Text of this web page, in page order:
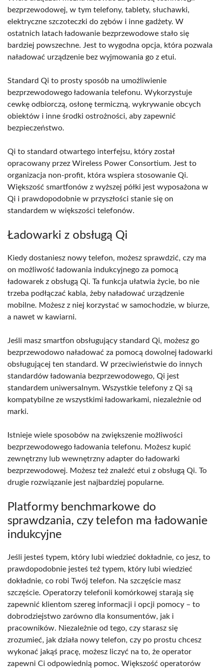
bezprzewodowej, w tym telefony, tablety, słuchawki,
elektryczne szczoteczki do zębów i inne gadżety. W
ostatnich latach ładowanie bezprzewodowe stało się
bardziej powszechne. Jest to wygodna opcja, która pozwala
naładować urządzenie bez wyjmowania go z etui.
Standard Qi to prosty sposób na umożliwienie
bezprzewodowego ładowania telefonu. Wykorzystuje
cewkę odbiorczą, osłonę termiczną, wykrywanie obcych
obiektów i inne środki ostrożności, aby zapewnić
bezpieczeństwo.
Qi to standard otwartego interfejsu, który został
opracowany przez Wireless Power Consortium. Jest to
organizacja non-profit, która wspiera stosowanie Qi.
Większość smartfonów z wyższej półki jest wyposażona w
Qi i prawdopodobnie w przyszłości stanie się on
standardem w większości telefonów.
Ładowarki z obsługą Qi
Kiedy dostaniesz nowy telefon, możesz sprawdzić, czy ma
on możliwość ładowania indukcyjnego za pomocą
ładowarek z obsługą Qi. Ta funkcja ułatwia życie, bo nie
trzeba podłączać kabla, żeby naładować urządzenie
mobilne. Możesz z niej korzystać w samochodzie, w biurze,
a nawet w kawiarni.
Jeśli masz smartfon obsługujący standard Qi, możesz go
bezprzewodowo naładować za pomocą dowolnej ładowarki
obsługującej ten standard. W przeciwieństwie do innych
standardów ładowania bezprzewodowego, Qi jest
standardem uniwersalnym. Wszystkie telefony z Qi są
kompatybilne ze wszystkimi ładowarkami, niezależnie od
marki.
Istnieje wiele sposobów na zwiększenie możliwości
bezprzewodowego ładowania telefonu. Możesz kupić
zewnętrzny lub wewnętrzny adapter do ładowarki
bezprzewodowej. Możesz też znaleźć etui z obsługą Qi. To
drugie rozwiązanie jest najbardziej popularne.
Platformy benchmarkowe do
sprawdzania, czy telefon ma ładowanie
indukcyjne
Jeśli jesteś typem, który lubi wiedzieć dokładnie, co jesz, to
prawdopodobnie jesteś też typem, który lubi wiedzieć
dokładnie, co robi Twój telefon. Na szczęście masz
szczęście. Operatorzy telefonii komórkowej starają się
zapewnić klientom szereg informacji i opcji pomocy – to
dobrodziejstwo zarówno dla konsumentów, jak i
pracowników. Niezależnie od tego, czy starasz się
zrozumieć, jak działa nowy telefon, czy po prostu chcesz
wykonać jakąś pracę, możesz liczyć na to, że operator
zapewni Ci odpowiednią pomoc. Większość operatorów